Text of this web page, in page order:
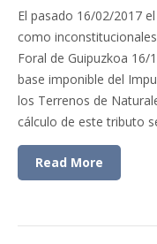
El pasado 16/02/2017
como
Foral de Guipuzkoa 16/
base imponible del
los Terrenos de
cálculo de este tributo
Read More